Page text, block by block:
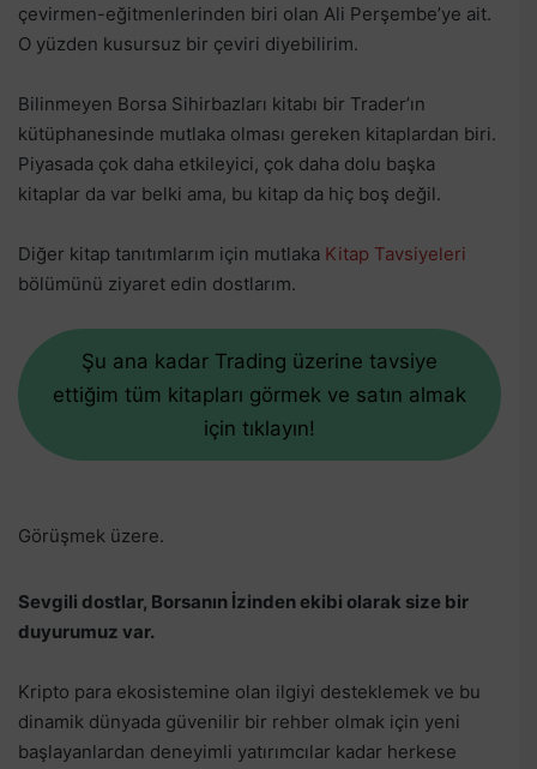
çevirmen-eğitmenlerinden biri olan Ali Perşembe’ye ait.
O yüzden kusursuz bir çeviri diyebilirim.
Bilinmeyen Borsa Sihirbazları kitabı bir Trader’ın
kütüphanesinde mutlaka olması gereken kitaplardan biri.
Piyasada çok daha etkileyici, çok daha dolu başka
kitaplar da var belki ama, bu kitap da hiç boş değil.
Diğer kitap tanıtımlarım için mutlaka Kitap Tavsiyeleri
bölümünü ziyaret edin dostlarım.
Şu ana kadar Trading üzerine tavsiye
ettiğim tüm kitapları görmek ve satın almak
için tıklayın!
Görüşmek üzere.
Sevgili dostlar, Borsanın İzinden ekibi olarak size bir
duyurumuz var.
Kripto para ekosistemine olan ilgiyi desteklemek ve bu
dinamik dünyada güvenilir bir rehber olmak için yeni
başlayanlardan deneyimli yatırımcılar kadar herkese